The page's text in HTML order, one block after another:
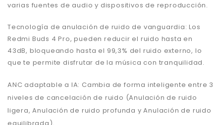
varias fuentes de audio y dispositivos de reproducción.
Tecnología de anulación de ruido de vanguardia: Los
Redmi Buds 4 Pro, pueden reducir el ruido hasta en
43dB, bloqueando hasta el 99,3% del ruido externo, lo
que te permite disfrutar de la música con tranquilidad.
ANC adaptable a IA: Cambia de forma inteligente entre 3
niveles de cancelación de ruido (Anulación de ruido
ligera, Anulación de ruido profunda y Anulación de ruido